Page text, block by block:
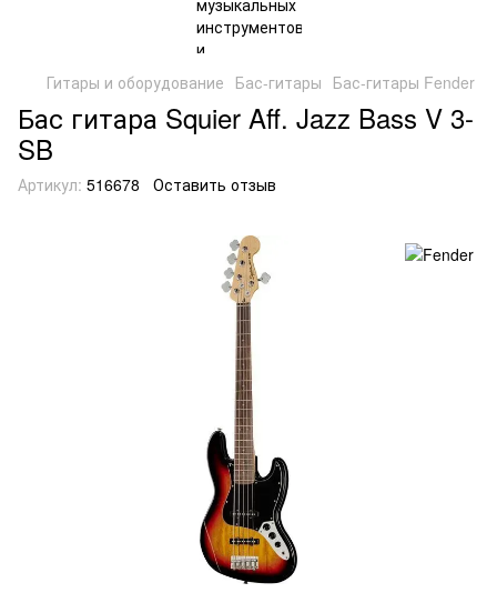
Гитары и оборудование Бас-гитары Бас-гитары Fender
Бас гитара Squier Aff. Jazz Bass V 3-
SB
Артикул: 516678 Оставить отзыв